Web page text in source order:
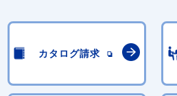
カタログ請求